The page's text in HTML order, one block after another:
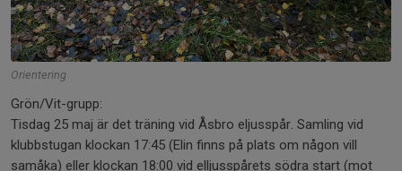
Orientering
Grön/Vit-grupp:
Tisdag 25 maj är det träning vid Åsbro eljusspår. Samling vid
klubbstugan klockan 17:45 (Elin finns på plats om någon vill
samåka) eller klockan 18:00 vid elljusspårets södra start (mot